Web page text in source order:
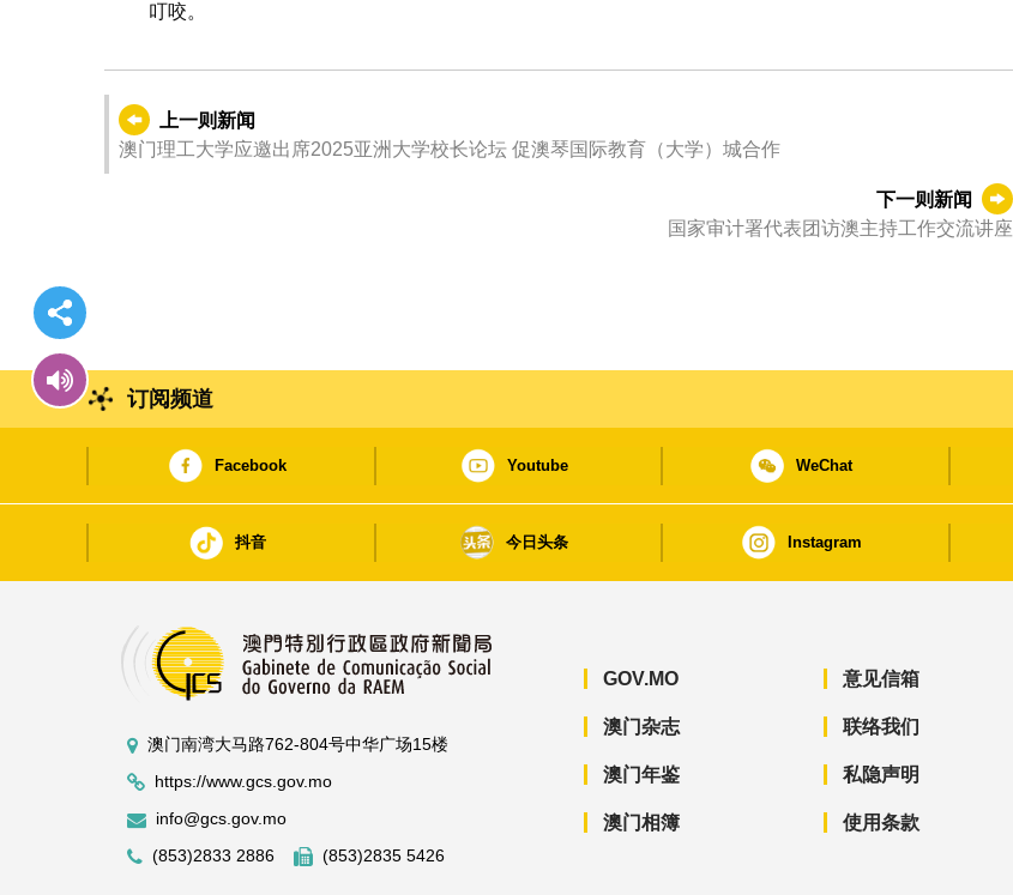
叮咬。
上一则新闻
澳门理工大学应邀出席2025亚洲大学校长论坛 促澳琴国际教育（大学）城合作
下一则新闻
国家审计署代表团访澳主持工作交流讲座
订阅频道
Facebook Youtube WeChat
抖音 今日头条 Instagram
澳门南湾大马路762-804号中华广场15楼
https://www.gcs.gov.mo
info@gcs.gov.mo
(853)2833 2886
(853)2835 5426
GOV.MO
澳门杂志
澳门年鉴
澳门相簿
意见信箱
联络我们
私隐声明
使用条款